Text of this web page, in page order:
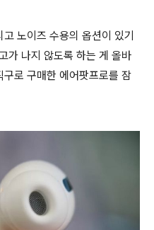
노이즈 수용의 옵션이 있기
가 나지 않도록 하는 게 올바
로 구매한 에어팟프로를 잠